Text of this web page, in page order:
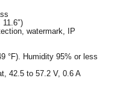
watermark, IP
°F). Humidity 95% or less
42.5 to 57.2 V, 0.6 A